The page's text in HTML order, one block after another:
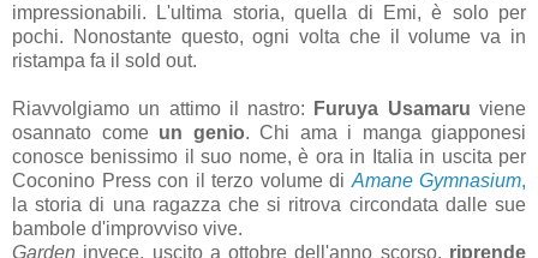
impressionabili. L'ultima storia, quella di Emi, è solo per
pochi. Nonostante questo, ogni volta che il volume va in
ristampa fa il sold out.
Riavvolgiamo un attimo il nastro: Furuya Usamaruviene
osannato come un genio. Chi ama i manga giapponesi
conosce benissimo il suo nome, è ora in Italia in uscita per
Coconino Press con il terzo volume di Amane Gymnasium,
la storia di una ragazza che si ritrova circondata dalle sue
bambole d'improvviso vive.
Garden invece, uscito a ottobre dell'anno scorso, riprende